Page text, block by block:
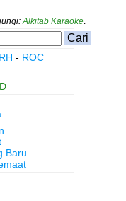
Alkitab Karaoke
RH - ROC
Baru